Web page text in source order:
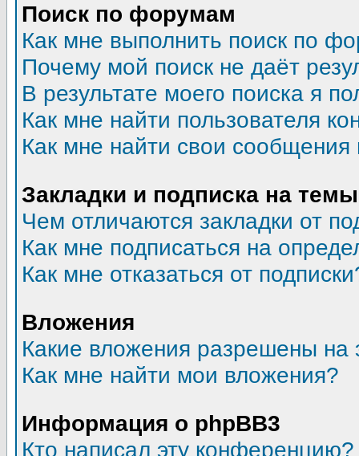
Поиск по форумам
Как мне выполнить поиск по
Почему мой поиск не даёт
В результате моего поиска я
Как мне найти пользователя
Как мне найти свои
Закладки и подписка на темы
Чем отличаются закладки от
Как мне подписаться на
Как мне отказаться от
Вложения
Какие вложения разрешены на
Как мне найти мои вложения?
Информация о phpBB3
Кто написал эту конференцию?